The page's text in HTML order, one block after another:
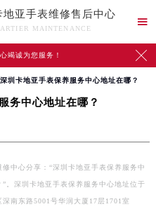
地亚手表维修售后中心
MAINTENANCE

竭诚为您服务！ 
圳卡地亚手表保养服务中心地址在哪？
务中心地址在哪？
修中心分享：“深圳卡地亚手表保养服务中
”。深圳卡地亚手表保养服务中心地址位于
深南东路5001号华润大厦17层1701室